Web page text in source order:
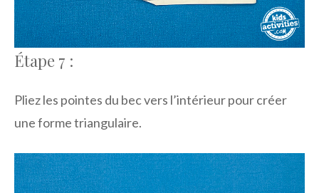
Étape 7 :
Pliez les pointes du bec vers l’intérieur pour créer
une forme triangulaire.